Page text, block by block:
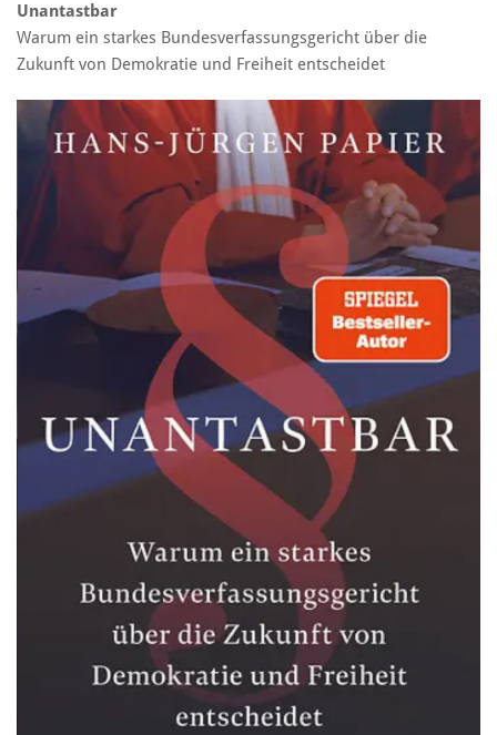
Unantastbar
Warum ein starkes Bundesverfassungsgericht über die
Zukunft von Demokratie und Freiheit entscheidet